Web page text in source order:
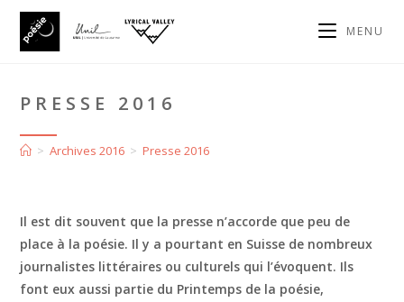
MENU
PRESSE 2016
> Archives 2016 > Presse 2016
Il est dit souvent que la presse n’accorde que peu de
place à la poésie. Il y a pourtant en Suisse de nombreux
journalistes littéraires ou culturels qui l’évoquent. Ils
font eux aussi partie du Printemps de la poésie,